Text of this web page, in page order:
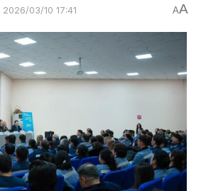
2026/03/10 17:41 AA